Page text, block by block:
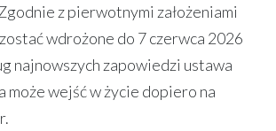
z pierwotnymi założeniami
wdrożone do 7 czerwca 2026
najnowszych zapowiedzi ustawa
może wejść w życie dopiero na